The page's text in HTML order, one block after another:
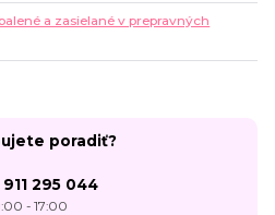
a zasielané v prepravných
poradiť?
911 295 044
- 17:00